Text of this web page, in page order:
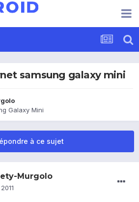
samsung galaxy mini
Galaxy Mini
à ce sujet
Murgolo